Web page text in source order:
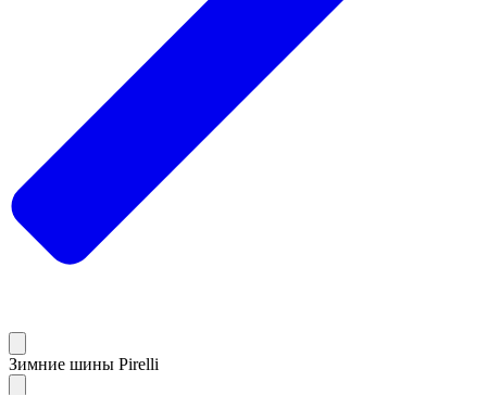
Зимние шины Pirelli